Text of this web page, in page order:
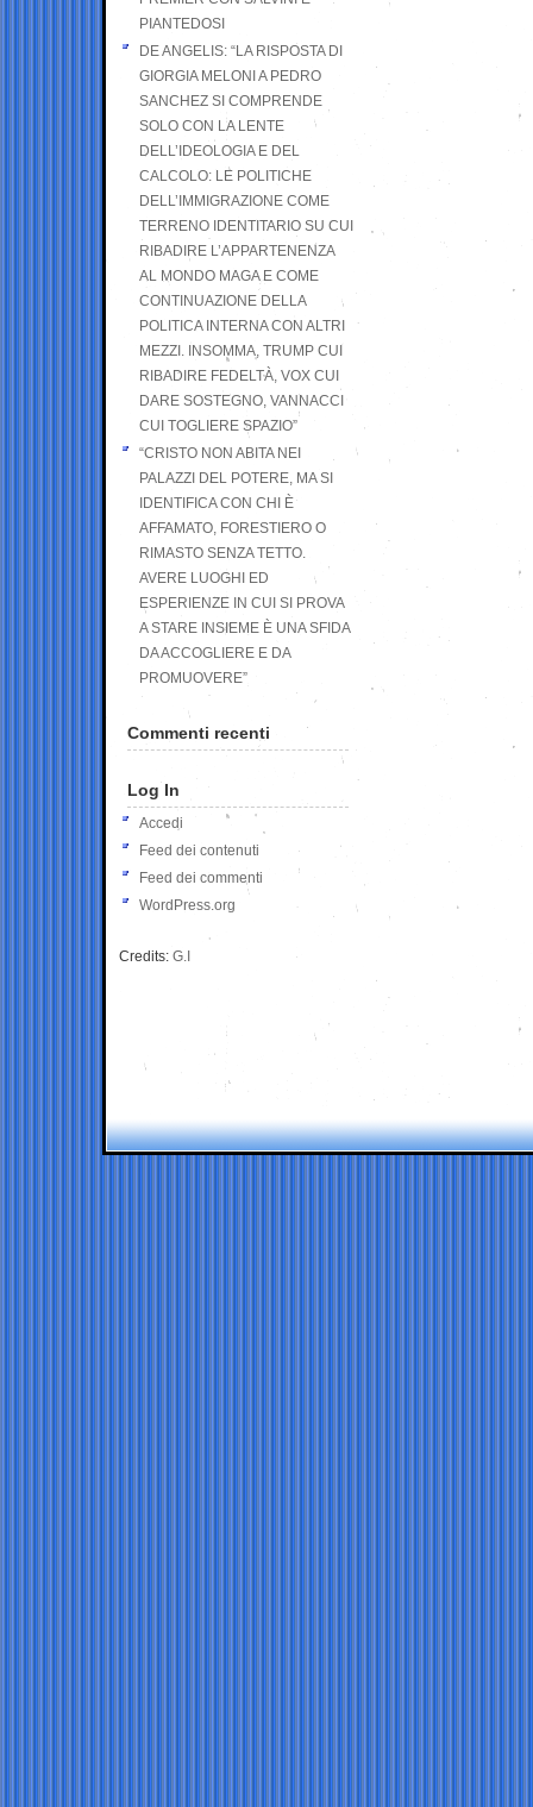
PIANTEDOSI
DE ANGELIS: “LA RISPOSTA DI
GIORGIA MELONI A PEDRO
SANCHEZ SI COMPRENDE
SOLO CON LA LENTE
DELL’IDEOLOGIA E DEL
CALCOLO: LE POLITICHE
DELL’IMMIGRAZIONE COME
TERRENO IDENTITARIO SU CUI
RIBADIRE L’APPARTENENZA
AL MONDO MAGA E COME
CONTINUAZIONE DELLA
POLITICA INTERNA CON ALTRI
MEZZI. INSOMMA, TRUMP CUI
RIBADIRE FEDELTÀ, VOX CUI
DARE SOSTEGNO, VANNACCI
CUI TOGLIERE SPAZIO”
“CRISTO NON ABITA NEI
PALAZZI DEL POTERE, MA SI
IDENTIFICA CON CHI È
AFFAMATO, FORESTIERO O
RIMASTO SENZA TETTO.
AVERE LUOGHI ED
ESPERIENZE IN CUI SI PROVA
A STARE INSIEME È UNA SFIDA
DA ACCOGLIERE E DA
PROMUOVERE”
Commenti recenti
Log In
Accedi
Feed dei contenuti
Feed dei commenti
WordPress.org
Credits: G.I